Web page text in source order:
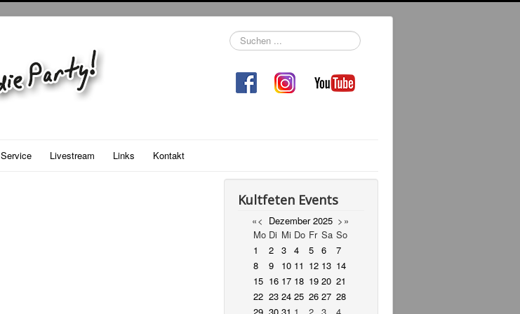
Suchen
...
Service Livestream Links Kontakt
Kultfeten Events
«< Dezember 2025 > »
Mo Di Mi Do Fr Sa So
1
2 3 4 5 6
7
8
9 10 11 12 13 14
15 16 17 18 19 20 21
22 23 24 25 26 27 28